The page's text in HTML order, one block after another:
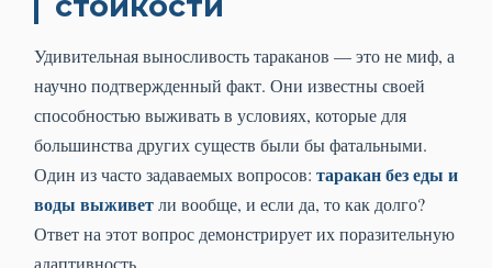
Удивительная выносливость тараканов — это не миф, а
научно подтвержденный факт. Они известны своей
способностью выживать в условиях, которые для
большинства других существ были бы фатальными.
Один из часто задаваемых вопросов: таракан без еды и
воды выживетли вообще, и если да, то как долго?
Ответ на этот вопрос демонстрирует их поразительную